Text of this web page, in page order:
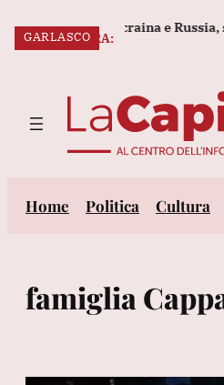
ULTIM’ORA:
violenze in Ucraina e Russia,
Home Politica Cultura
famiglia
GARLASCO